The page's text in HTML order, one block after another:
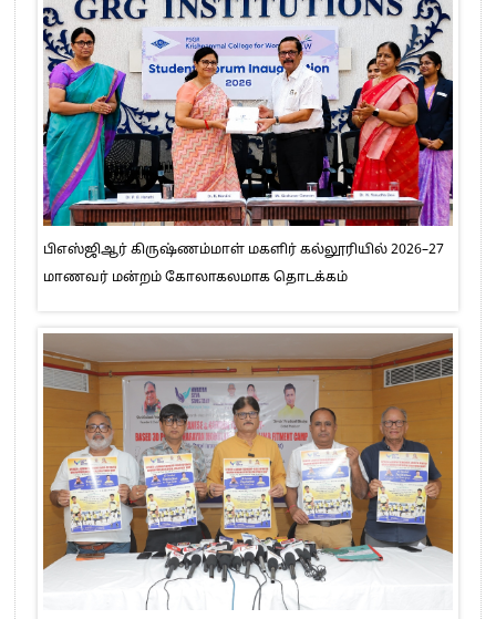
பிஎஸ்ஜிஆர் கிருஷ்ணம்மாள் மகளிர் கல்லூரியில் 2026–27
மாணவர் மன்றம் கோலாகலமாக தொடக்கம்